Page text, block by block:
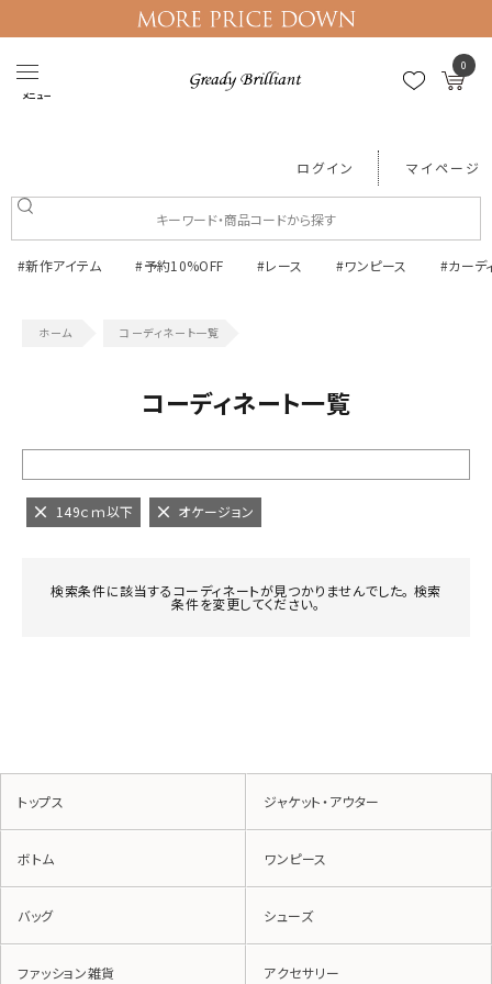
メニュー
0
ログイン マイページ
#新作アイテム #予約10%OFF #レース #ワンピース #カーデ
コーディネート一覧
コーディネート一覧
149ｃｍ以下 オケージョン
検索条件に該当するコーディネートが見つかりませんでした。 検索
条件を変更してください。
トップス ジャケット・アウター
ボトム ワンピース
バッグ シューズ
ファッション雑貨 アクセサリー